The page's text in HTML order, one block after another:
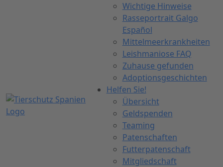
Wichtige Hinweise
Rasseportrait Galgo
Español
Mittelmeerkrankheiten
Leishmaniose FAQ
Zuhause gefunden
Adoptionsgeschichten
Helfen Sie!
Übersicht
Geldspenden
Teaming
Patenschaften
Futterpatenschaft
Mitgliedschaft